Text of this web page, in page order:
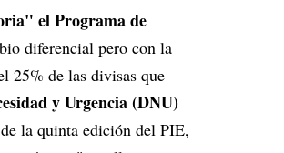
el Programa de
diferencial pero con la
25% de las divisas que
y Urgencia (DNU)
la quinta edición del PIE,